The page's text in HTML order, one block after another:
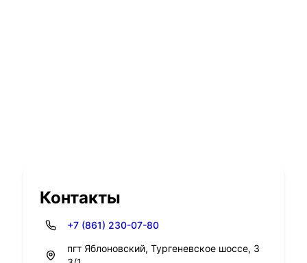
Контакты
+7 (861) 230-07-80
пгт Яблоновский, Тургеневское шоссе, 3